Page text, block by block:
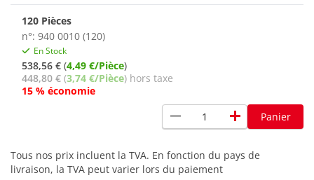
120 Pièces
n°: 940 0010 (120)
En Stock
538,56 € (4,49 €/Pièce)
448,80 € (3,74 €/Pièce) hors taxe
15 % économie
remove add Panier
Tous nos prix incluent la TVA. En fonction du pays de
livraison, la TVA peut varier lors du paiement